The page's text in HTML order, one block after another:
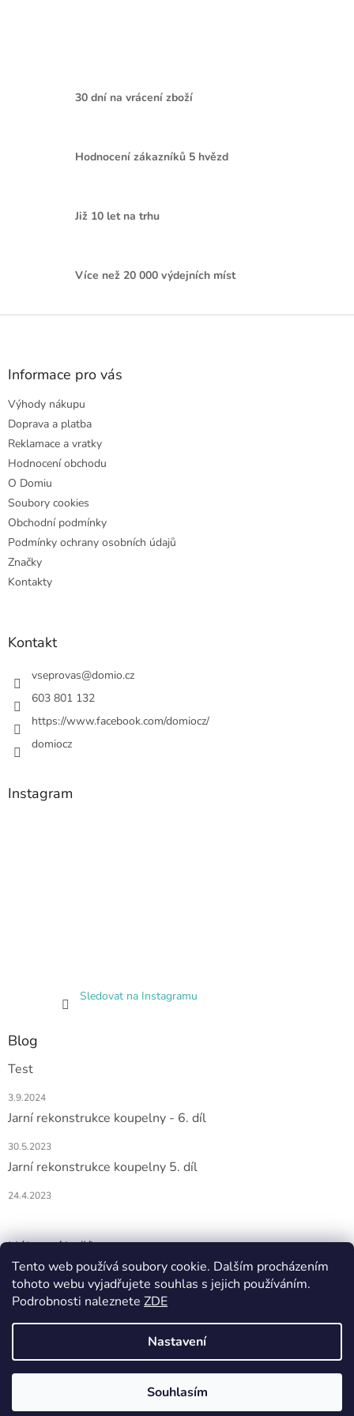
Tento web používá soubory cookie. Dalším procházením
tohoto webu vyjadřujete souhlas s jejich používáním.
Podrobnosti naleznete ZDE
Nastavení
Souhlasím
30 dní na vrácení zboží
Hodnocení zákazníků 5 hvězd
Již 10 let na trhu
Více než 20 000 výdejních míst
Z
Informace pro vás
Výhody nákupu
Doprava a platba
Reklamace a vratky
Hodnocení obchodu
O Domiu
Soubory cookies
Obchodní podmínky
Podmínky ochrany osobních údajů
Značky
Kontakty
Kontakt
vseprovas@domio.cz
603 801 132
https://www.facebook.com/domiocz/
domiocz
Instagram
Sledovat na Instagramu
Blog
Test
3.9.2024
Jarní rekonstrukce koupelny - 6. díl
30.5.2023
Jarní rekonstrukce koupelny 5. díl
24.4.2023
Nákupní košík
0KS /0 KČ
Vytvořil Shoptet
DOMIO. Všechna práva vyhrazena.